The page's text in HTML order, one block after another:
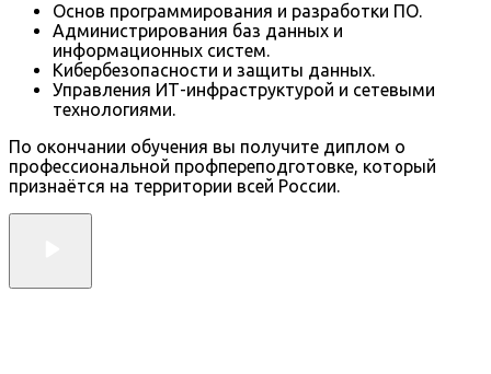
Основ программирования и разработки ПО.
Администрирования баз данных и
информационных систем.
Кибербезопасности и защиты данных.
Управления ИТ-инфраструктурой и сетевыми
технологиями.
По окончании обучения вы получите диплом о
профессиональной профпереподготовке, который
признаётся на территории всей России.